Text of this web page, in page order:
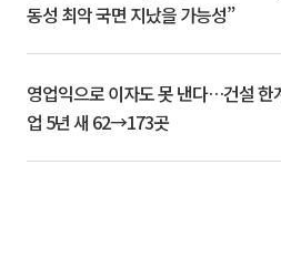
동성 최악 국면 지났을 가능성”
영업익으로 이자도 못 낸다…건설 한
업 5년 새 62→173곳